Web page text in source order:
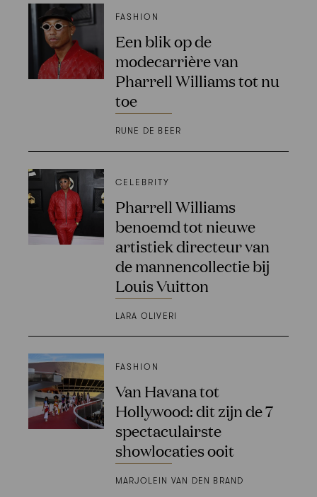
FASHION
Een blik op de
modecarrière van
Pharrell Williams tot nu
toe
RUNE DE BEER
CELEBRITY
Pharrell Williams
benoemd tot nieuwe
artistiek directeur van
de mannencollectie bij
Louis Vuitton
LARA OLIVERI
FASHION
Van Havana tot
Hollywood: dit zijn de 7
spectaculairste
showlocaties ooit
MARJOLEIN VAN DEN BRAND